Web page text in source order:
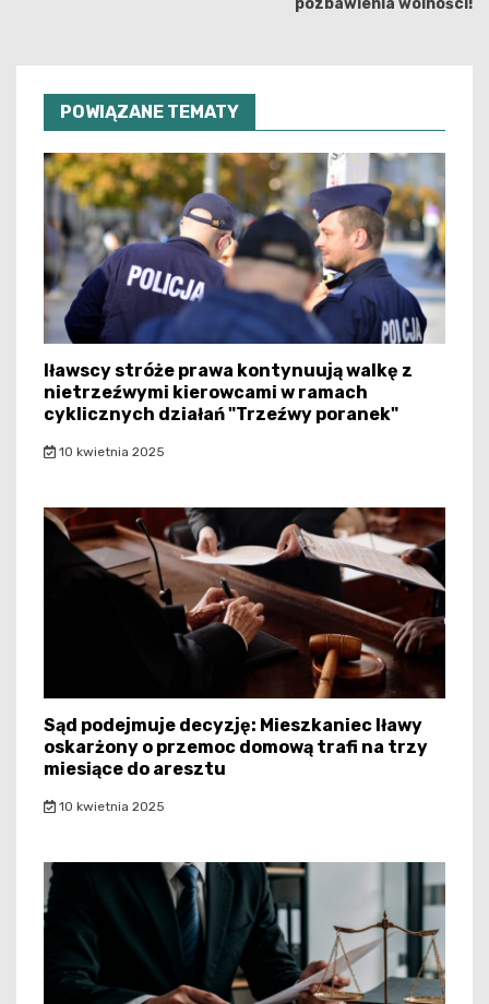
pozbawienia wolności!
POWIĄZANE TEMATY
Iławscy stróże prawa kontynuują walkę z
nietrzeźwymi kierowcami w ramach
cyklicznych działań "Trzeźwy poranek"
10 kwietnia 2025
Sąd podejmuje decyzję: Mieszkaniec Iławy
oskarżony o przemoc domową trafi na trzy
miesiące do aresztu
10 kwietnia 2025